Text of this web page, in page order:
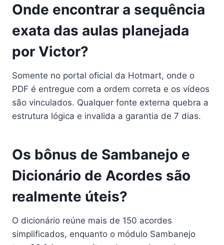
Onde encontrar a sequência
exata das aulas planejada
por Victor?
Somente no portal oficial da Hotmart, onde o
PDF é entregue com a ordem correta e os vídeos
são vinculados. Qualquer fonte externa quebra a
estrutura lógica e invalida a garantia de 7 dias.
Os bônus de Sambanejo e
Dicionário de Acordes são
realmente úteis?
O dicionário reúne mais de 150 acordes
simplificados, enquanto o módulo Sambanejo